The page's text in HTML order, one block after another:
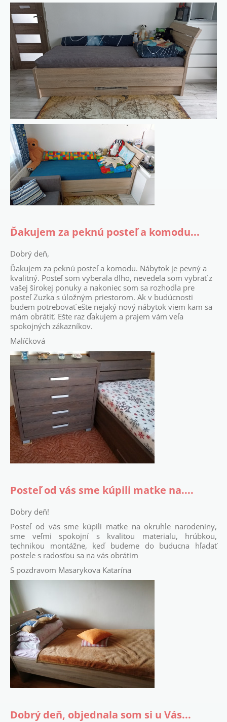
Dobrý deň, objednala som si u Vás...
Posteľ od vás sme kúpili matke na....
Dobry deň!
Posteľ od vás sme kúpili matke na okruhle narodeniny,
sme veľmi spokojní s kvalitou materialu, hrúbkou,
technikou montážne, keď budeme do buducna hľadať
postele s radosťou sa na vás obrátim
S pozdravom Masarykova Katarína
Ďakujem za peknú posteľ a komodu...
Dobrý deň,
Ďakujem za peknú posteľ a komodu. Nábytok je pevný a
kvalitný. Posteľ som vyberala dlho, nevedela som vybrať z
vašej širokej ponuky a nakoniec som sa rozhodla pre
posteľ Zuzka s úložným priestorom. Ak v budúcnosti
budem potrebovať ešte nejaký nový nábytok viem kam sa
mám obrátiť. Ešte raz ďakujem a prajem vám veľa
spokojných zákazníkov.
Malíčková